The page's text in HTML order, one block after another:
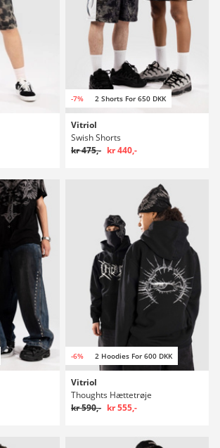
-7% 2 Shorts For 650 DKK
Vitriol
Swish Shorts
kr 475,- kr 440,-
-6% 2 Hoodies For 600 DKK
Vitriol
Thoughts Hættetrøje
kr 590,- kr 555,-